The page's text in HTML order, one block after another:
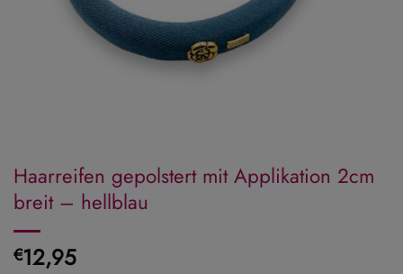
Haarreifen gepolstert mit Applikation 2cm
breit – hellblau
€12,95